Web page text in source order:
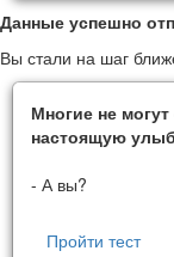
Данные успешно
Вы стали на шаг
Многие не
настоящую
- А вы?
Пройти тест